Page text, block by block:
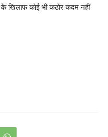
कोई भी कठोर कदम नहीं